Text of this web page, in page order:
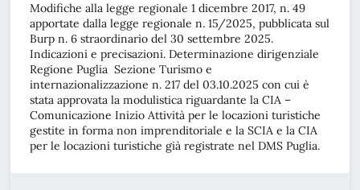
Modifiche alla legge regionale 1 dicembre 2017, n. 49
apportate dalla legge regionale n. 15/2025, pubblicata sul
Burp n. 6 straordinario del 30 settembre 2025.
Indicazioni e precisazioni. Determinazione dirigenziale
Regione Puglia Sezione Turismo e
internazionalizzazione n. 217 del 03.10.2025 con cui è
stata approvata la modulistica riguardante la CIA –
Comunicazione Inizio Attività per le locazioni turistiche
gestite in forma non imprenditoriale e la SCIA e la CIA
per le locazioni turistiche già registrate nel DMS Puglia.